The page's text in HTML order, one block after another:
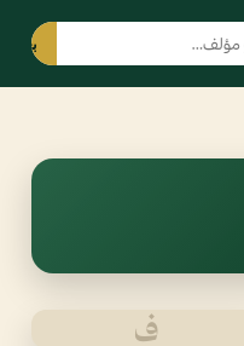
بحث
ف